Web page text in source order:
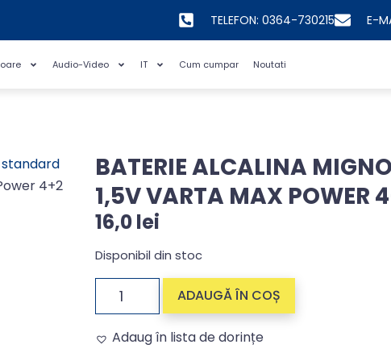
TELEFON: 0364-730215 E-
Audio-Video IT Cum cumpar Noutati
4+2
BATERIE ALCALINA
1,5V VARTA MAX POWER
16,0lei
Disponibil din stoc
ADAUGĂ ÎN COȘ
Adaug în lista de dorințe